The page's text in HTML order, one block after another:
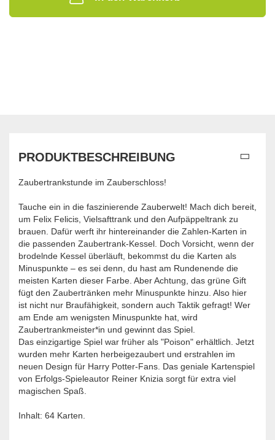
PRODUKTBESCHREIBUNG
Zaubertrankstunde im Zauberschloss!
Tauche ein in die faszinierende Zauberwelt! Mach dich bereit,
um Felix Felicis, Vielsafttrank und den Aufpäppeltrank zu
brauen. Dafür werft ihr hintereinander die Zahlen-Karten in
die passenden Zaubertrank-Kessel. Doch Vorsicht, wenn der
brodelnde Kessel überläuft, bekommst du die Karten als
Minuspunkte – es sei denn, du hast am Rundenende die
meisten Karten dieser Farbe. Aber Achtung, das grüne Gift
fügt den Zaubertränken mehr Minuspunkte hinzu. Also hier
ist nicht nur Braufähigkeit, sondern auch Taktik gefragt! Wer
am Ende am wenigsten Minuspunkte hat, wird
Zaubertrankmeister*in und gewinnt das Spiel.
Das einzigartige Spiel war früher als "Poison" erhältlich. Jetzt
wurden mehr Karten herbeigezaubert und erstrahlen im
neuen Design für Harry Potter-Fans. Das geniale Kartenspiel
von Erfolgs-Spieleautor Reiner Knizia sorgt für extra viel
magischen Spaß.
Inhalt: 64 Karten.